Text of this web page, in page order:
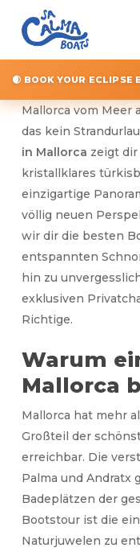
content
🌒 BOOK YOUR ECLIPSE
Mallorca vom Meer
das kein
in Mallorca zeigt
kristallklares
einzigartige
völlig neuen
wir dir die besten
entspannten
hin zu
exklusiven
Richtige.
Warum
Mallorca
Mallorca hat mehr
Großteil der
erreichbar. Die
Palma und Andratx
Badeplätzen der
Bootstour ist die
Naturjuwelen zu